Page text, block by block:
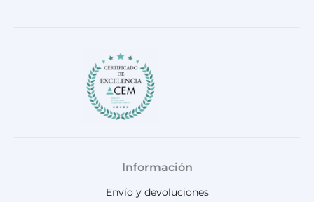
Información
Envío y devoluciones